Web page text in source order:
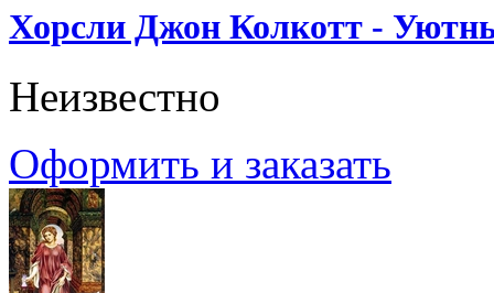
Хорсли Джон Колкотт -
Неизвестно
Оформить и заказать